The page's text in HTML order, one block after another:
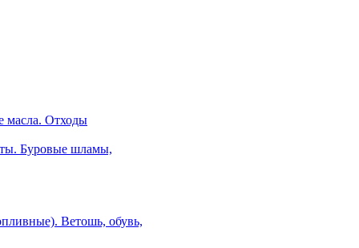
масла. Отходы
Буровые шламы,
Ветошь, обувь,